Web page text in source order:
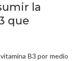
la
que
B3 por medio